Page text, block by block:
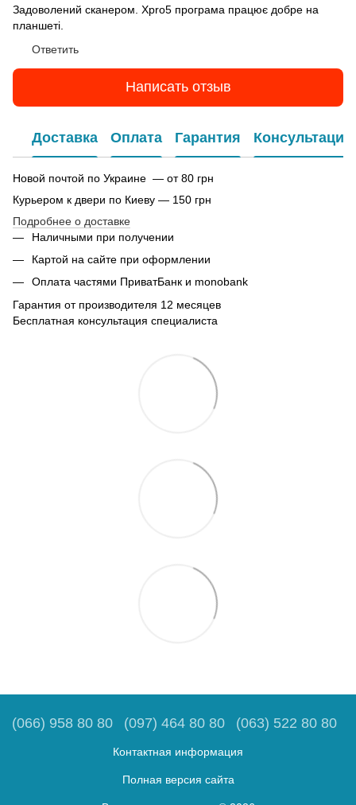
Задоволений сканером. Xpro5 програма працює добре на
планшеті.
Ответить
Написать отзыв
Доставка Оплата Гарантия Консультация
Новой почтой по Украине — от 80 грн
Курьером к двери по Киеву — 150 грн
Подробнее о доставке
Наличными при получении
Картой на сайте при оформлении
Оплата частями ПриватБанк и monobank
Гарантия от производителя 12 месяцев
Бесплатная консультация специалиста
(066) 958 80 80 (097) 464 80 80 (063) 522 80 80
Контактная информация
Полная версия сайта